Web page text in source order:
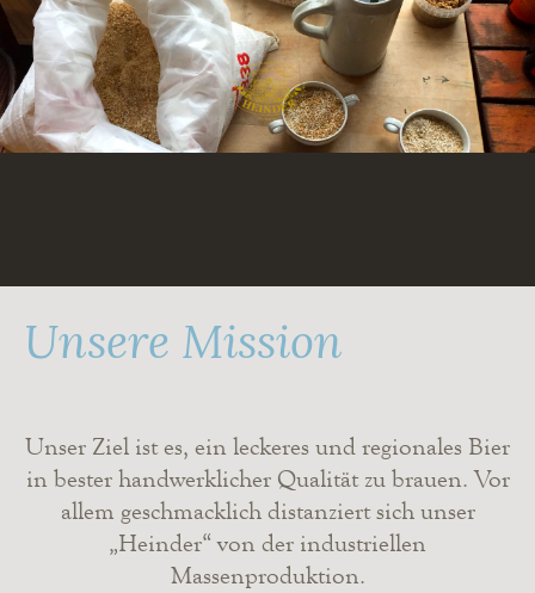
Zum
Inhalt
springen
Unsere Mission
Unser Ziel ist es, ein leckeres und regionales Bier
in bester handwerklicher Qualität zu brauen. Vor
allem geschmacklich distanziert sich unser
„Heinder“ von der industriellen
Massenproduktion.